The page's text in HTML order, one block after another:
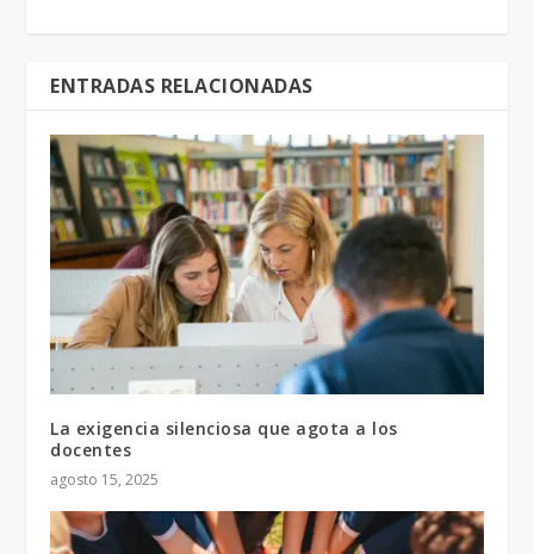
ENTRADAS RELACIONADAS
La exigencia silenciosa que agota a los
docentes
agosto 15, 2025